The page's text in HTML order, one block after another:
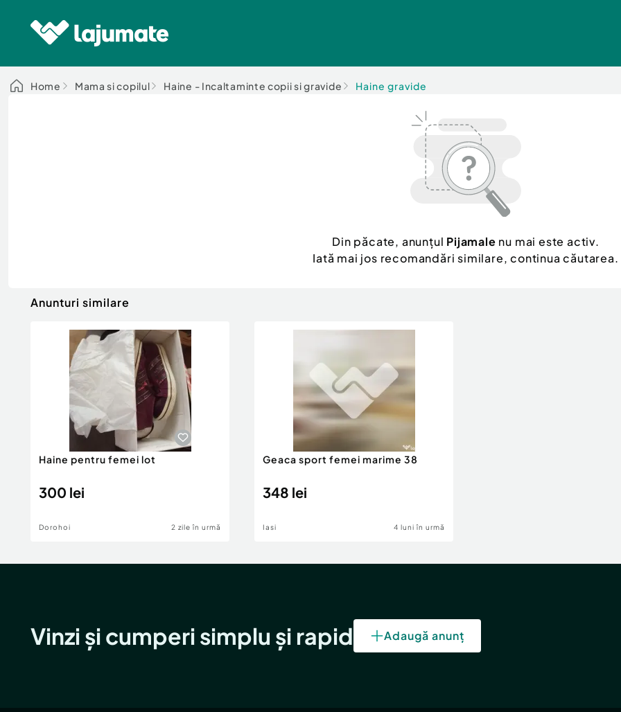
Home Mama si copilul Haine - Incaltaminte copii si gravide Haine gravide
Din păcate, anunțul Pijamale nu mai este activ.
Iată mai jos recomandări similare, continua căutarea.
Anunturi similare
Haine pentru femei lot
300 lei
Dorohoi 2 zile în urmă
Geaca sport femei marime 38
348 lei
Iasi 4 luni în urmă
Vinzi și cumperi simplu și rapid Adaugă anunț